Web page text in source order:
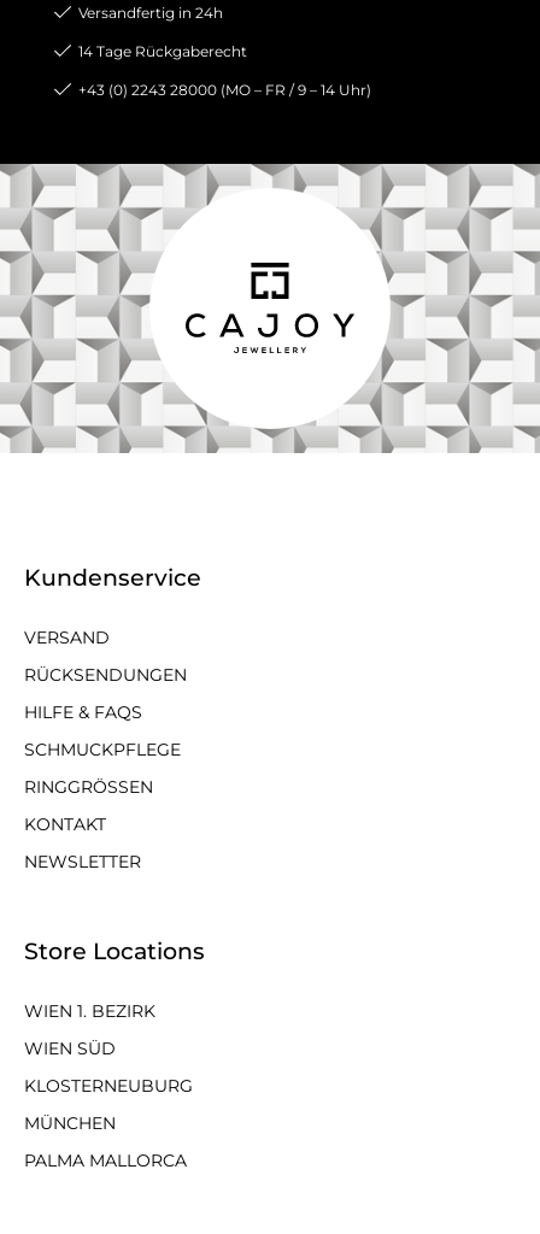
Versandfertig in 24h
14 Tage Rückgaberecht
+43 (0) 2243 28000 (MO – FR / 9 – 14 Uhr)
Kundenservice
VERSAND
RÜCKSENDUNGEN
HILFE & FAQS
SCHMUCKPFLEGE
RINGGRÖSSEN
KONTAKT
NEWSLETTER
Store Locations
WIEN 1. BEZIRK
WIEN SÜD
KLOSTERNEUBURG
MÜNCHEN
PALMA MALLORCA